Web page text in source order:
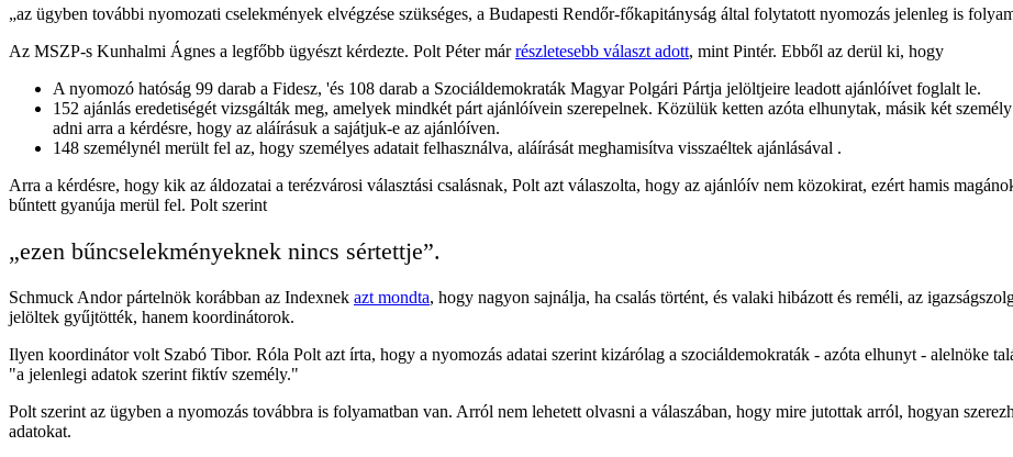
„az ügyben további nyomozati cselekmények elvégzése szükséges, a Budapesti Rendőr-főkapitányság által folytatott nyomozás jelenleg is
Az MSZP-s Kunhalmi Ágnes a legfőbb ügyészt kérdezte. Polt Péter márrészletesebb választ adott, mint Pintér. Ebből az derül ki, hogy
A nyomozó hatóság 99 darab a Fidesz, 'és 108 darab a Szociáldemokraták Magyar Polgári Pártja jelöltjeire leadott ajánlóívet foglalt le.
152 ajánlás eredetiségét vizsgálták meg, amelyek mindkét párt ajánlóívein szerepelnek. Közülük ketten azóta elhunytak, másik két
adni arra a kérdésre, hogy az aláírásuk a sajátjuk-e az ajánlóíven.
148 személynél merült fel az, hogy személyes adatait felhasználva, aláírását meghamisítva visszaéltek ajánlásával .
Arra a kérdésre, hogy kik az áldozatai a terézvárosi választási csalásnak, Polt azt válaszolta, hogy az ajánlóív nem közokirat, ezért hamis
bűntett gyanúja merül fel. Polt szerint
„ezen bűncselekményeknek nincs sértettje”.
Schmuck Andor pártelnök korábban az Indexnek azt mondta, hogy nagyon sajnálja, ha csalás történt, és valaki hibázott és reméli, az
jelöltek gyűjtötték, hanem koordinátorok.
Ilyen koordinátor volt Szabó Tibor. Róla Polt azt írta, hogy a nyomozás adatai szerint kizárólag a szociáldemokraták - azóta elhunyt - alelnöke
"a jelenlegi adatok szerint fiktív személy."
Polt szerint az ügyben a nyomozás továbbra is folyamatban van. Arról nem lehetett olvasni a válaszában, hogy mire jutottak arról, hogyan
adatokat.